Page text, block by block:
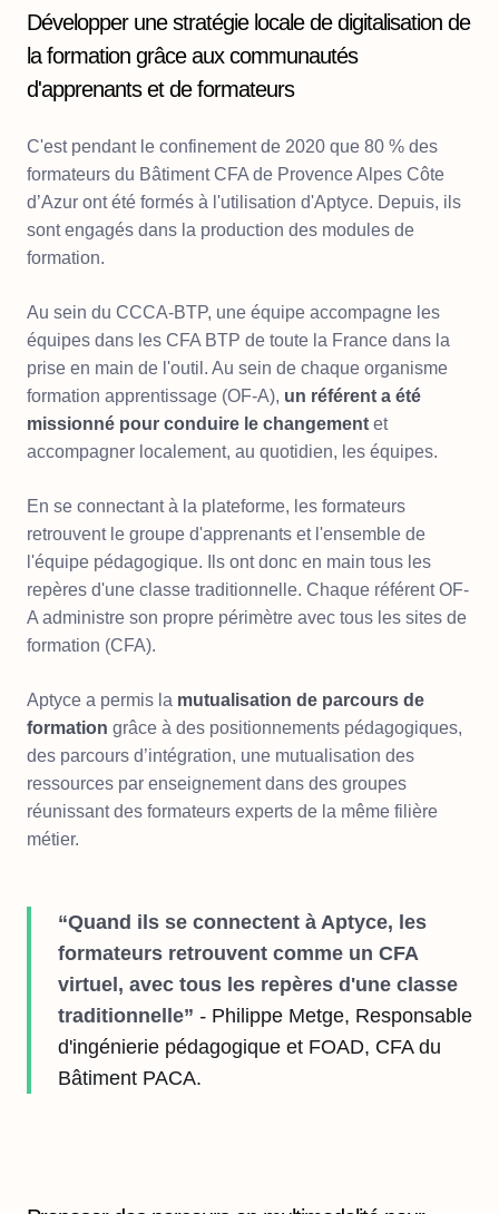
Développer une stratégie locale de digitalisation de
la formation grâce aux communautés
d'apprenants et de formateurs
C'est pendant le confinement de 2020 que 80 % des
formateurs du Bâtiment CFA de Provence Alpes Côte
d’Azur ont été formés à l'utilisation d'Aptyce. Depuis, ils
sont engagés dans la production des modules de
formation.
Au sein du CCCA-BTP, une équipe accompagne les
équipes dans les CFA BTP de toute la France dans la
prise en main de l'outil. Au sein de chaque organisme
formation apprentissage (OF-A), un référent a été
missionné pour conduire le changement et
accompagner localement, au quotidien, les équipes.
En se connectant à la plateforme, les formateurs
retrouvent le groupe d'apprenants et l'ensemble de
l'équipe pédagogique. Ils ont donc en main tous les
repères d'une classe traditionnelle. Chaque référent OF-
A administre son propre périmètre avec tous les sites de
formation (CFA).
Aptyce a permis la mutualisation de parcours de
formation grâce à des positionnements pédagogiques,
des parcours d’intégration, une mutualisation des
ressources par enseignement dans des groupes
réunissant des formateurs experts de la même filière
métier.
“Quand ils se connectent à Aptyce, les
formateurs retrouvent comme un CFA
virtuel, avec tous les repères d'une classe
traditionnelle” - Philippe Metge, Responsable
d'ingénierie pédagogique et FOAD, CFA du
Bâtiment PACA.